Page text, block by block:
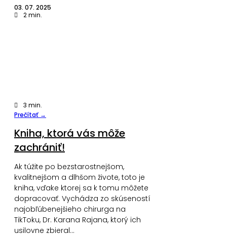
03. 07. 2025
2min.
3 min.
Prečítať →
Kniha, ktorá vás môže
zachrániť!
Ak túžite po bezstarostnejšom,
kvalitnejšom a dlhšom živote, toto je
kniha, vďake ktorej sa k tomu môžete
dopracovať. Vychádza zo skúseností
najobľúbenejšieho chirurga na
TikToku, Dr. Karana Rajana, ktorý ich
usilovne zbieral…